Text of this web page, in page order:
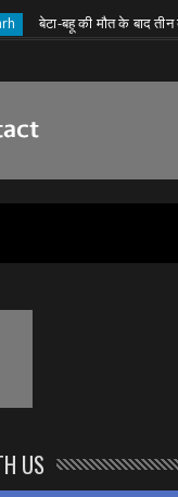
की मौत के बाद तीन बच्चों की
US